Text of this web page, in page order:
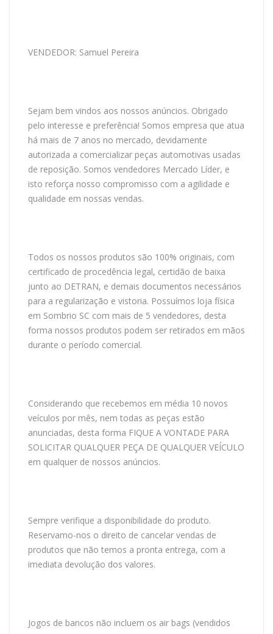
VENDEDOR: Samuel Pereira
Sejam bem vindos aos nossos anúncios. Obrigado
pelo interesse e preferência! Somos empresa que atua
há mais de 7 anos no mercado, devidamente
autorizada a comercializar peças automotivas usadas
de reposição. Somos vendedores Mercado Líder, e
isto reforça nosso compromisso com a agilidade e
qualidade em nossas vendas.
Todos os nossos produtos são 100% originais, com
certificado de procedência legal, certidão de baixa
junto ao DETRAN, e demais documentos necessários
para a regularização e vistoria. Possuímos loja física
em Sombrio SC com mais de 5 vendedores, desta
forma nossos produtos podem ser retirados em mãos
durante o período comercial.
Considerando que recebemos em média 10 novos
veículos por mês, nem todas as peças estão
anunciadas, desta forma FIQUE A VONTADE PARA
SOLICITAR QUALQUER PEÇA DE QUALQUER VEÍCULO
em qualquer de nossos anúncios.
Sempre verifique a disponibilidade do produto.
Reservamo-nos o direito de cancelar vendas de
produtos que não temos a pronta entrega, com a
imediata devolução dos valores.
Jogos de bancos não incluem os air bags (vendidos